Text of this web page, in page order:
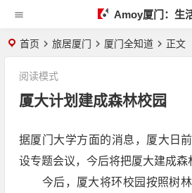
Amoy厦门：生
首页 旅居厦门 厦门全知道 正文
厦大计划建成森林校园
阅读模式
据厦门大学方面的消息，厦大日
设专题会议，今后将把厦大建成森
今后，厦大将环校园按照树林